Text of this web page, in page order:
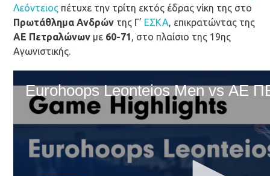
Λεόντειος πέτυχε την τρίτη εκτός έδρας νίκη της στο
Πρωτάθλημα Ανδρών της Γ’ ΕΣΚΑ, επικρατώντας της
ΑΕ Πετραλώνων με 60-71, στο πλαίσιο της 19ης
Αγωνιστικής.